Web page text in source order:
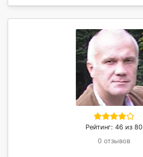
Рейтинг: 46 из 80
0 отзывов